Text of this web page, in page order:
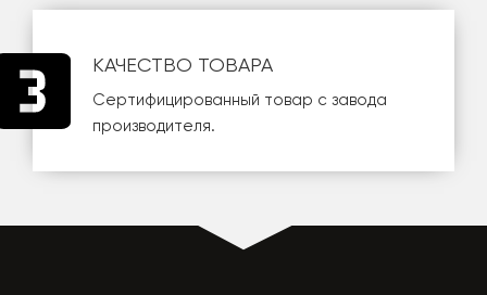
КАЧЕСТВО ТОВАРА
Сертифицированный товар с завода
производителя.